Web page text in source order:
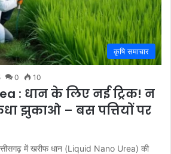
कृषि समाचार
0 10
: धान के लिए नई ट्रिक! न
झुकाओ – बस पत्तियों पर
में खरीफ धान (Liquid Nano Urea) की